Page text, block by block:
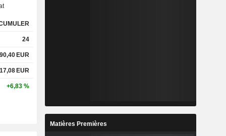
24
EUR
EUR
+6,83 %
Matières Premières